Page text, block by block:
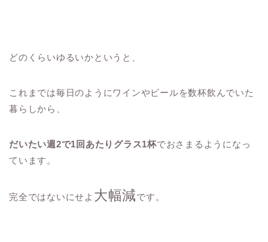
どのくらいゆるいかというと、
これまでは毎日のようにワインやビールを数杯飲んでいた
暮らしから、
だいたい週2で1回あたりグラス1杯でおさまるようになっ
ています。
完全ではないにせよ 大幅減です。